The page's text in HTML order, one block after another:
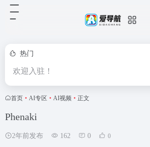
热门
欢迎入驻！
首页 • AI专区 • AI视频 • 正文
Phenaki
2年前发布 162 0 0